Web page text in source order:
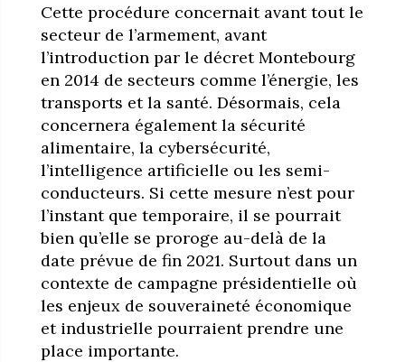
Cette procédure concernait avant tout le
secteur de l’armement, avant
l’introduction par le décret Montebourg
en 2014 de secteurs comme l’énergie, les
transports et la santé. Désormais, cela
concernera également la sécurité
alimentaire, la cybersécurité,
l’intelligence artificielle ou les semi-
conducteurs. Si cette mesure n’est pour
l’instant que temporaire, il se pourrait
bien qu’elle se proroge au-delà de la
date prévue de fin 2021. Surtout dans un
contexte de campagne présidentielle où
les enjeux de souveraineté économique
et industrielle pourraient prendre une
place importante.